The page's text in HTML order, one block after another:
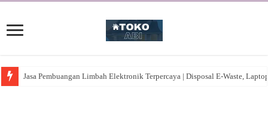
Jasa Pembuangan Limbah Elektronik Terpercaya | Disposal E-Waste,